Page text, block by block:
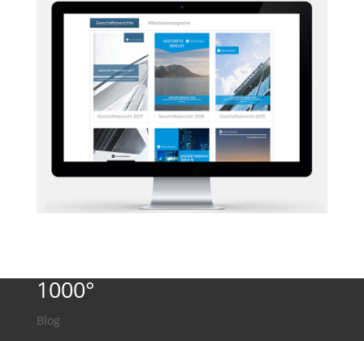
1000°
Blog